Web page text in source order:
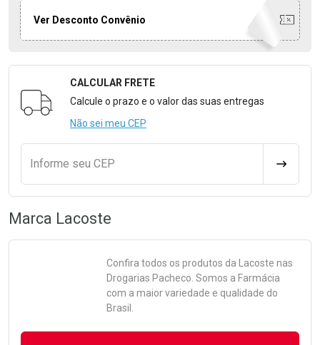
Ver Desconto Convênio
Formulário para Calcular o Frete
CALCULAR FRETE
Calcule o prazo e o valor das suas entregas
Não sei meu CEP
Informe seu CEP
Marca Lacoste
Confira todos os produtos da Lacoste nas
Drogarias Pacheco. Somos a Farmácia
com a maior variedade e qualidade do
Brasil.